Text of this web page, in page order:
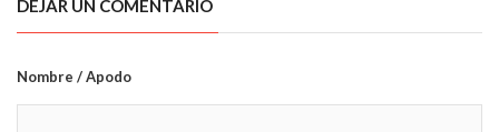
DEJAR UN COMENTARIO
Nombre / Apodo